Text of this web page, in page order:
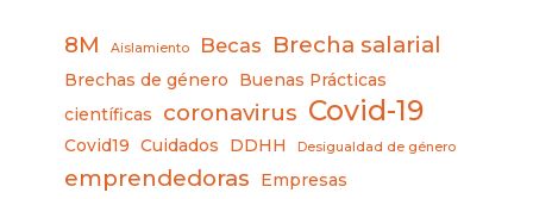
8M Aislamiento Becas Brecha salarial
Brechas de género
Buenas Prácticas
científicas
coronavirus Covid-19
Covid19 Cuidados DDHH Desigualdad de género
emprendedoras
Empresas